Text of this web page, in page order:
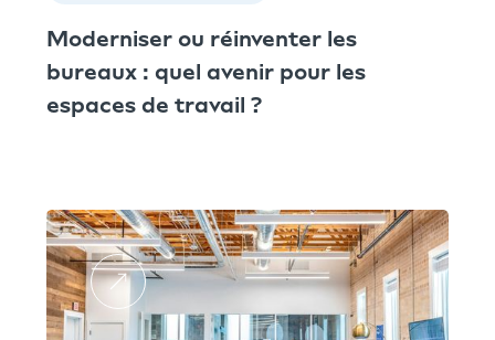
Moderniser ou réinventer les
bureaux : quel avenir pour les
espaces de travail ?